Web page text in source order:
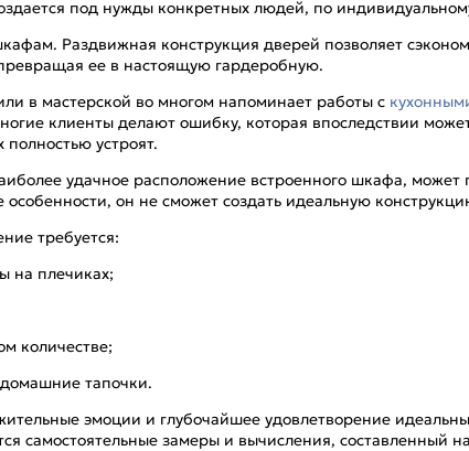
под нужды конкретных людей, по
Раздвижная конструкция дверей позволяет
ее в настоящую гардеробную.
в мастерской во многом напоминает работы с
клиенты делают ошибку, которая впоследствии
устроят.
удачное расположение встроенного шкафа,
он не сможет создать идеальную
требуется:
на плечиках;
количестве;
тапочки.
эмоции и глубочайшее удовлетворение
самостоятельные замеры и вычисления, составленный